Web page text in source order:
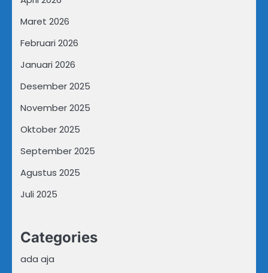
Maret 2026
Februari 2026
Januari 2026
Desember 2025
November 2025
Oktober 2025
September 2025
Agustus 2025
Juli 2025
Categories
ada aja